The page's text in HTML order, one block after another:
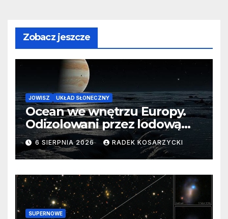
Zobacz jeszcze
JOWISZ UKŁAD SŁONECZNY
Ocean we wnętrzu Europy.
Odizolowani przez lodową
barierę
6 SIERPNIA 2026 RADEK KOSARZYCKI
SUPERNOWE